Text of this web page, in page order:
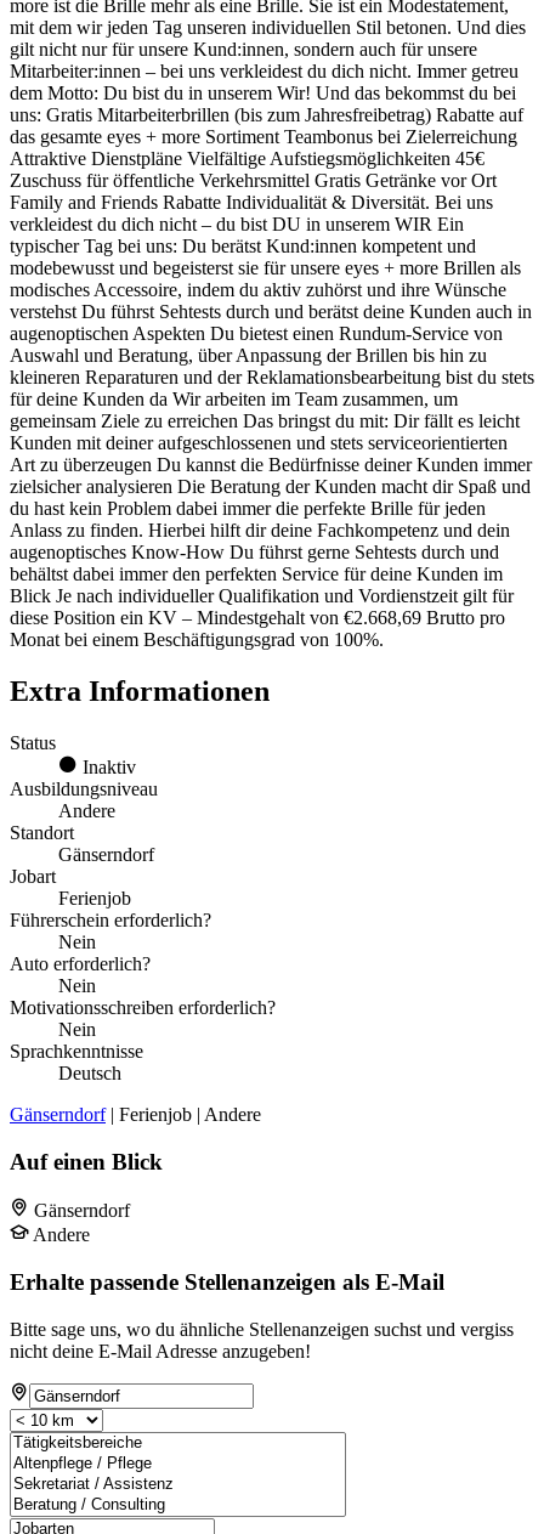
more ist die Brille mehr als eine Brille. Sie ist ein Modestatement,
mit dem wir jeden Tag unseren individuellen Stil betonen. Und dies
gilt nicht nur für unsere Kund:innen, sondern auch für unsere
Mitarbeiter:innen – bei uns verkleidest du dich nicht. Immer getreu
dem Motto: Du bist du in unserem Wir! Und das bekommst du bei
uns: Gratis Mitarbeiterbrillen (bis zum Jahresfreibetrag) Rabatte auf
das gesamte eyes + more Sortiment Teambonus bei Zielerreichung
Attraktive Dienstpläne Vielfältige Aufstiegsmöglichkeiten 45€
Zuschuss für öffentliche Verkehrsmittel Gratis Getränke vor Ort
Family and Friends Rabatte Individualität & Diversität. Bei uns
verkleidest du dich nicht – du bist DU in unserem WIR Ein
typischer Tag bei uns: Du berätst Kund:innen kompetent und
modebewusst und begeisterst sie für unsere eyes + more Brillen als
modisches Accessoire, indem du aktiv zuhörst und ihre Wünsche
verstehst Du führst Sehtests durch und berätst deine Kunden auch in
augenoptischen Aspekten Du bietest einen Rundum-Service von
Auswahl und Beratung, über Anpassung der Brillen bis hin zu
kleineren Reparaturen und der Reklamationsbearbeitung bist du stets
für deine Kunden da Wir arbeiten im Team zusammen, um
gemeinsam Ziele zu erreichen Das bringst du mit: Dir fällt es leicht
Kunden mit deiner aufgeschlossenen und stets serviceorientierten
Art zu überzeugen Du kannst die Bedürfnisse deiner Kunden immer
zielsicher analysieren Die Beratung der Kunden macht dir Spaß und
du hast kein Problem dabei immer die perfekte Brille für jeden
Anlass zu finden. Hierbei hilft dir deine Fachkompetenz und dein
augenoptisches Know-How Du führst gerne Sehtests durch und
behältst dabei immer den perfekten Service für deine Kunden im
Blick Je nach individueller Qualifikation und Vordienstzeit gilt für
diese Position ein KV – Mindestgehalt von €2.668,69 Brutto pro
Monat bei einem Beschäftigungsgrad von 100%.
Extra Informationen
Status
Inaktiv
Ausbildungsniveau
Andere
Standort
Gänserndorf
Jobart
Ferienjob
Führerschein erforderlich?
Nein
Auto erforderlich?
Nein
Motivationsschreiben erforderlich?
Nein
Sprachkenntnisse
Deutsch
Gänserndorf| Ferienjob | Andere
Auf einen Blick
Gänserndorf
Andere
Erhalte passende Stellenanzeigen als E-Mail
Bitte sage uns, wo du ähnliche Stellenanzeigen suchst und vergiss
nicht deine E-Mail Adresse anzugeben!